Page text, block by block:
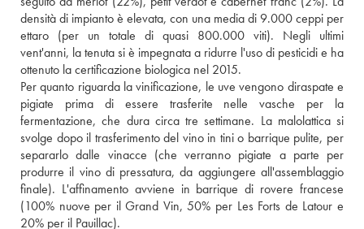
densità di impianto è elevata, con una media di 9.000 ceppi per
ettaro (per un totale di quasi 800.000 viti). Negli ultimi
vent'anni, la tenuta si è impegnata a ridurre l'uso di pesticidi e ha
ottenuto la certificazione biologica nel 2015.
Per quanto riguarda la vinificazione, le uve vengono diraspate e
pigiate prima di essere trasferite nelle vasche per la
fermentazione, che dura circa tre settimane. La malolattica si
svolge dopo il trasferimento del vino in tini o barrique pulite, per
separarlo dalle vinacce (che verranno pigiate a parte per
produrre il vino di pressatura, da aggiungere all'assemblaggio
finale). L'affinamento avviene in barrique di rovere francese
(100% nuove per il Grand Vin, 50% per Les Forts de Latour e
20% per il Pauillac).